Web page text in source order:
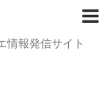
情報発信サイト